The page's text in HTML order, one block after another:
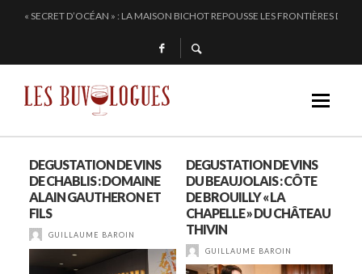
ALTUGNAC, LE COEUR DE L’AUDE BAT PLUS FORT
CHEZ DOMINIQUE GRUHIER, C’EST BULLE, BLANC, ROUGE !
EN 2024, JULIE PITOISET DESSINE LE TRIANGLE DES MOULIN À VENT
DEGUSTATION DE VINS
DE CHABLIS : DOMAINE
ALAIN GAUTHERON ET
FILS
GUILLAUME BAROIN
DEGUSTATION DE VINS
DU BEAUJOLAIS : CÔTE
DE BROUILLY « LA
CHAPELLE » DU CHÂTEAU
THIVIN
GUILLAUME BAROIN